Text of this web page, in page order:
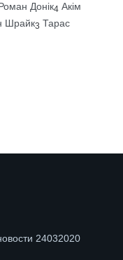
Донік4 Акім
Шрайк3 Тарас
24032020